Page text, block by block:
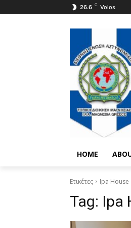
26.6 C Volos
HOME
Ετικέτες Ipa House
Tag: Ipa